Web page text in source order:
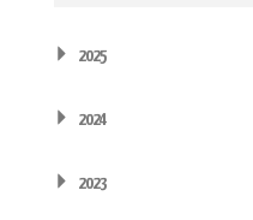
2025
2024
2023